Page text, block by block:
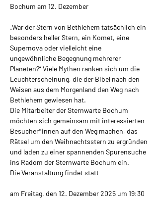
Bochum am 12. Dezember
„War der Stern von Bethlehem tatsächlich ein
besonders heller Stern, ein Komet, eine
Supernova oder vielleicht eine
ungewöhnliche Begegnung mehrerer
Planeten?“ Viele Mythen ranken sich um die
Leuchterscheinung, die der Bibel nach den
Weisen aus dem Morgenland den Weg nach
Bethlehem gewiesen hat.
Die Mitarbeiter der Sternwarte Bochum
möchten sich gemeinsam mit interessierten
Besucher*innen auf den Weg machen, das
Rätsel um den Weihnachtsstern zu ergründen
und laden zu einer spannenden Spurensuche
ins Radom der Sternwarte Bochum ein.
Die Veranstaltung findet statt
am Freitag, den 12. Dezember 2025 um 19:30